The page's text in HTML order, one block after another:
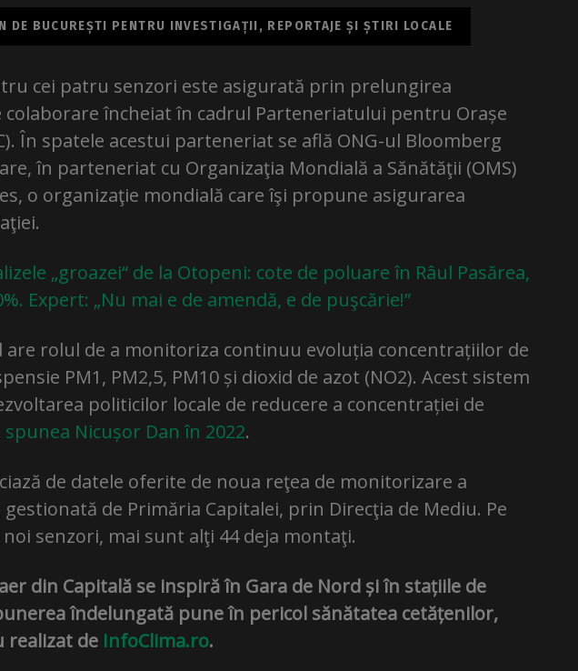
DE BUCUREȘTI PENTRU INVESTIGAȚII, REPORTAJE ȘI ȘTIRI LOCALE
cei patru senzori este asigurată prin prelungirea
încheiat în cadrul Parteneriatului pentru Orașe
În spatele acestui parteneriat se află ONG-ul Bloomberg
în parteneriat cu Organizaţia Mondială a Sănătăţii (OMS)
o organizaţie mondială care îşi propune asigurarea
„groazei“ de la Otopeni: cote de poluare în Râul Pasărea,
Expert: „Nu mai e de amendă, e de puşcărie!”
rolul de a monitoriza continuu evoluția concentrațiilor de
PM1, PM2,5, PM10 și dioxid de azot (NO2). Acest sistem
politicilor locale de reducere a concentrației de
spunea Nicușor Dan în 2022.
de datele oferite de noua reţea de monitorizare a
de Primăria Capitalei, prin Direcţia de Mediu. Pe
senzori, mai sunt alţi 44 deja montaţi.
din Capitală se inspiră în Gara de Nord și în stațiile de
îndelungată pune în pericol sănătatea cetățenilor,
realizat de InfoClima.ro.